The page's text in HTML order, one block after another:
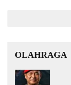
OLAHRAGA